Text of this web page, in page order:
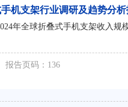
手机支架行业调研及趋势分
年全球折叠式手机支架收入规
报告页码：136